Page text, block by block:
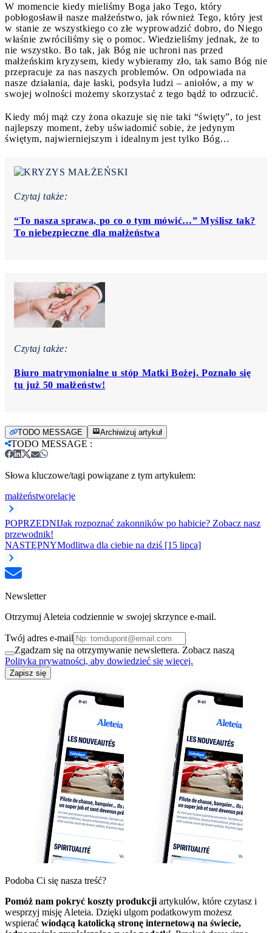
W momencie kiedy mieliśmy Boga jako Tego, który
pobłogosławił nasze małżeństwo, jak również Tego, który jest
w stanie ze wszystkiego co złe wyprowadzić dobro, do Niego
właśnie zwróciliśmy się o pomoc. Wiedzieliśmy jednak, że to
nie wszystko. Bo tak, jak Bóg nie uchroni nas przed
małżeńskim kryzysem, kiedy wybieramy zło, tak samo Bóg nie
przepracuje za nas naszych problemów. On odpowiada na
nasze działania, daje łaski, podsyła ludzi – aniołów, a my w
swojej wolności możemy skorzystać z tego bądź to odrzucić.
Kiedy mój mąż czy żona okazuje się nie taki “święty”, to jest
najlepszy moment, żeby uświadomić sobie, że jedynym
świętym, najwierniejszym i idealnym jest tylko Bóg…
Czytaj także:
“To nasza sprawa, po co o tym mówić…” Myślisz tak?
To niebezpieczne dla małżeństwa
Czytaj także:
Biuro matrymonialne u stóp Matki Bożej. Poznało się
tu już 50 małżeństw!
TODO MESSAGE Archiwizuj artykuł
TODO MESSAGE :
Słowa kluczowe/tagi powiązane z tym artykułem:
małżeństworelacje
POPRZEDNIJak rozpoznać zakonników po habicie? Zobacz nasz
przewodnik!
NASTĘPNYModlitwa dla ciebie na dziś [15 lipca]
Newsletter
Otrzymuj Aleteia codziennie w swojej skrzynce e-mail.
Twój adres e-mail
Zgadzam się na otrzymywanie newslettera. Zobacz naszą
Polityka prywatności, aby dowiedzieć się więcej.
Zapisz się
Podoba Ci się nasza treść?
Pomóż nam pokryć koszty produkcji artykułów, które czytasz i
wesprzyj misję Aleteia. Dzięki ulgom podatkowym możesz
wspierać wiodącą katolicką stronę internetową na świecie,